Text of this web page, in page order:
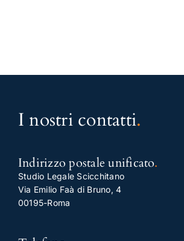
I nostri contatti.
Indirizzo postale unificato.
Studio Legale Scicchitano
Via Emilio Faà di Bruno, 4
00195-Roma